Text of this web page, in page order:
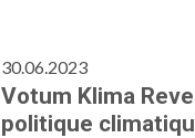
30.06.2023
Votum Klima
politique